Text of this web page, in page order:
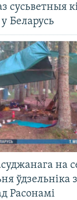
сусьветныя
Беларусь
на
ўдзельніка
Расонамі